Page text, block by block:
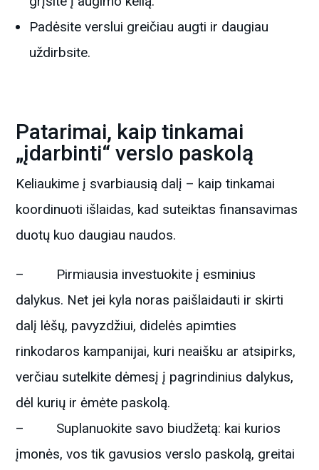
Padėsite verslui greičiau augti ir daugiau
uždirbsite.
Patarimai, kaip tinkamai
„įdarbinti“ verslo paskolą
Keliaukime į svarbiausią dalį – kaip tinkamai
koordinuoti išlaidas, kad suteiktas finansavimas
duotų kuo daugiau naudos.
– Pirmiausia investuokite į esminius
dalykus. Net jei kyla noras paišlaidauti ir skirti
dalį lėšų, pavyzdžiui, didelės apimties
rinkodaros kampanijai, kuri neaišku ar atsipirks,
verčiau sutelkite dėmesį į pagrindinius dalykus,
dėl kurių ir ėmėte paskolą.
– Suplanuokite savo biudžetą: kai kurios
įmonės, vos tik gavusios verslo paskolą, greitai